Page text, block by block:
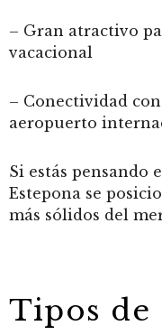
– Gran atractivo
vacacional
– Conectividad
aeropuerto
Si estás pensando
Estepona se
más sólidos del
Tipos de